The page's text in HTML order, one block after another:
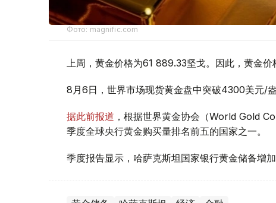
Фото: magnific.com
上周，黄金价格为61 889.33坚戈。因此，黄金
8月6日，世界市场现货黄金盘中突破4300美元/盎
据此前报道 ，根据世界黄金协会（World Gold
季度全球央行黄金购买量排名前五的国家之一。
季度报告显示，哈萨克斯坦国家银行黄金储备增加